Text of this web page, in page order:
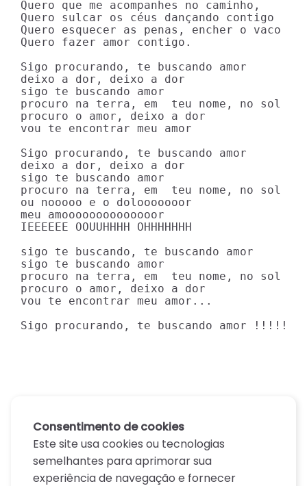
Quero que me acompanhes no caminho,
Quero sulcar os céus dançando contigo
Quero esquecer as penas, encher o vaco
Quero fazer amor contigo.
Sigo procurando, te buscando amor
deixo a dor, deixo a dor
sigo te buscando amor
procuro na terra, em  teu nome, no sol
procuro o amor, deixo a dor
vou te encontrar meu amor
Sigo procurando, te buscando amor
deixo a dor, deixo a dor
sigo te buscando amor
procuro na terra, em  teu nome, no sol
ou nooooo e o dolooooooor
meu amoooooooooooooor
IEEEEEE OOUUHHHH OHHHHHHH
sigo te buscando, te buscando amor
sigo te buscando amor
procuro na terra, em  teu nome, no sol
procuro o amor, deixo a dor
vou te encontrar meu amor...
Sigo procurando, te buscando amor !!!!!
Consentimento de cookies
Este site usa cookies ou tecnologias
semelhantes para aprimorar sua
experiência de navegação e fornecer